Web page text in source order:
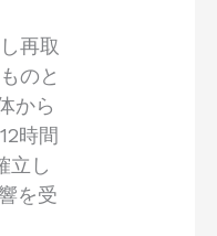
再取
のと
から
時間
立し
を受